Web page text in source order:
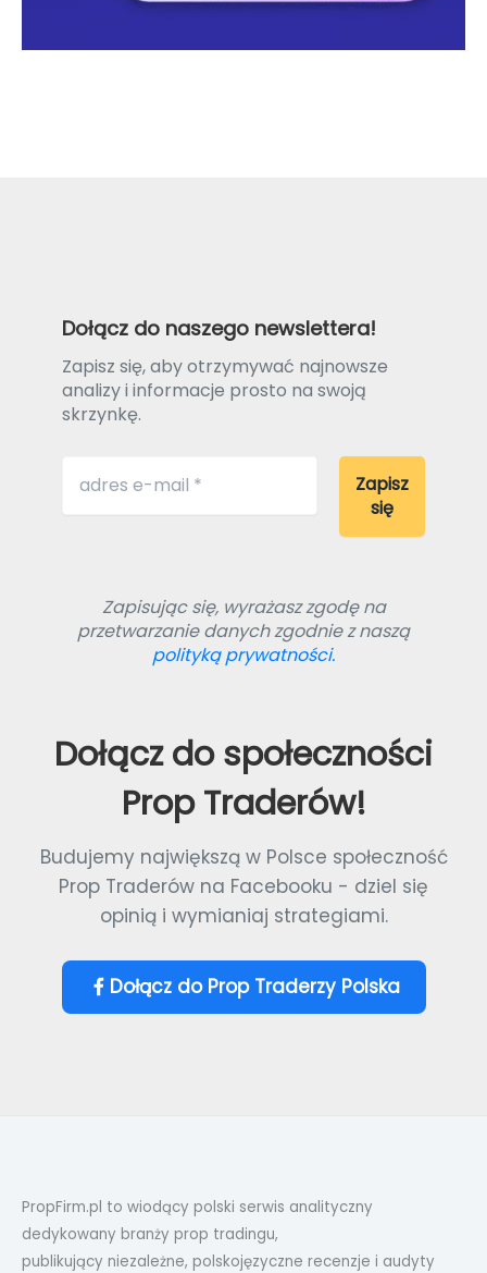
Dołącz do naszego newslettera!
Zapisz się, aby otrzymywać najnowsze
analizy i informacje prosto na swoją
skrzynkę.
Zapisując się, wyrażasz zgodę na
przetwarzanie danych zgodnie z naszą
polityką prywatności.
Dołącz do społeczności
Prop Traderów!
Budujemy największą w Polsce społeczność
Prop Traderów na Facebooku - dziel się
opinią i wymianiaj strategiami.
Dołącz do Prop Traderzy Polska
PropFirm.pl to wiodący polski serwis analityczny
dedykowany branży prop tradingu,
publikujący niezależne, polskojęzyczne recenzje i audyty